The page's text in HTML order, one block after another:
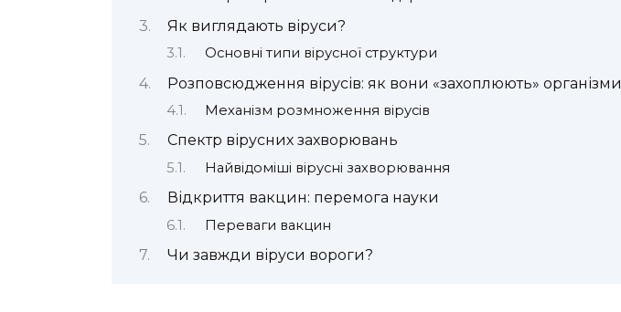
Як виглядають віруси?
Основні типи вірусної структури
Розповсюдження вірусів: як вони «захоплюють» організми
Механізм розмноження вірусів
Спектр вірусних захворювань
Найвідоміші вірусні захворювання
Відкриття вакцин: перемога науки
Переваги вакцин
Чи завжди віруси вороги?